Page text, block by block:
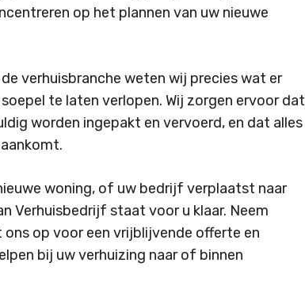
op het plannen van uw nieuwe
verhuisbranche weten wij precies wat er
te laten verlopen. Wij zorgen ervoor dat
worden ingepakt en vervoerd, en dat alles
woning, of uw bedrijf verplaatst naar
Verhuisbedrijf staat voor u klaar. Neem
op voor een vrijblijvende offerte en
bij uw verhuizing naar of binnen